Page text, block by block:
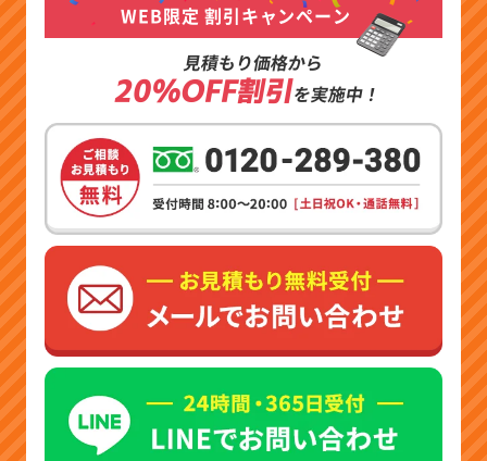
WEB限定 割引キャンペーン
見積もり価格から
20%OFF割引を実施中！